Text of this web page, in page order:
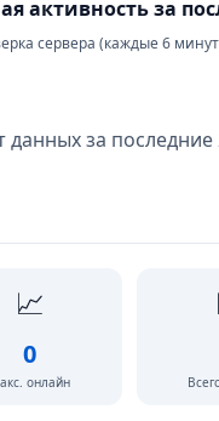
активность за
сервера (каждые 6
данных за последние
📈
0
онлайн